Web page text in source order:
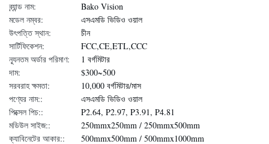
ব্র্যান্ড নাম:
Bako Vision
মডেল নম্বর:
এসএমডি ভিডিও ওয়াল
উৎপত্তি স্থান:
চীন
সার্টিফিকেশন:
FCC,CE,ETL,CCC
ন্যূনতম অর্ডার পরিমাণ:
1 বর্গমিটার
দাম:
$300~500
সরবরাহ ক্ষমতা:
10,000 বর্গমিটার/মাস
পণ্যের নাম::
এসএমডি ভিডিও ওয়াল
পিক্সেল পিচ::
P2.64, P2.97, P3.91, P4.81
মডিউল সাইজ::
250mmx250mm / 250mmx500mm
ক্যাবিনেটের আকার::
500mmx500mm / 500mmx1000mm